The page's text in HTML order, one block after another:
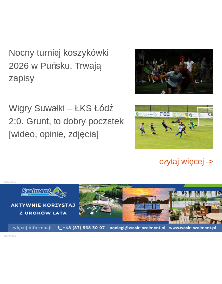
Nocny turniej koszykówki
2026 w Puńsku. Trwają
zapisy
Wigry Suwałki – ŁKS Łódź
2:0. Grunt, to dobry początek
[wideo, opinie, zdjęcia]
czytaj więcej ->